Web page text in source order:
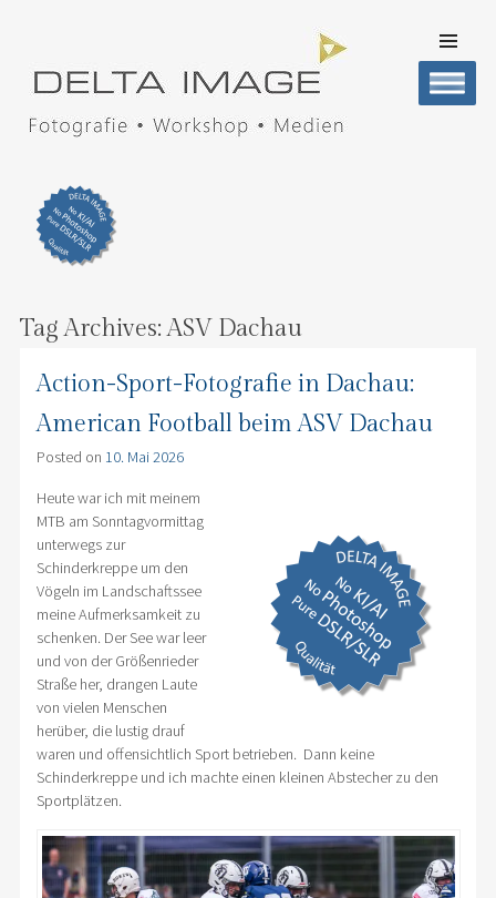
CONTENT
Tag Archives:ASV Dachau
Action-Sport-Fotografie in Dachau:
American Football beim ASV Dachau
Posted on 10. Mai 2026
Heute war ich mit meinem
MTB am Sonntagvormittag
unterwegs zur
Schinderkreppe um den
Vögeln im Landschaftssee
meine Aufmerksamkeit zu
schenken. Der See war leer
und von der Größenrieder
Straße her, drangen Laute
von vielen Menschen
herüber, die lustig drauf
waren und offensichtlich Sport betrieben. Dann keine
Schinderkreppe und ich machte einen kleinen Abstecher zu den
Sportplätzen.